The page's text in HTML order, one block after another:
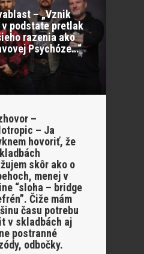
– „Vznik
podstate pretlak
razenia ako
Psychóze…“
–
– Ja
hovoriť, že
skôr ako o
menej v
“sloha – bridge
Čiže mám
času potrebu
v skladbách aj
postranné
odbočky.